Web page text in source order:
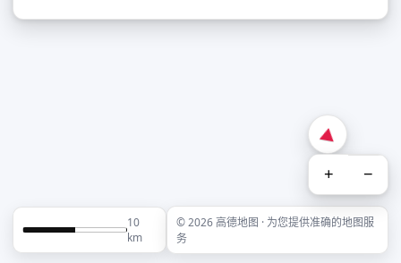
+ −
10
km
© 2026 高德地图 · 为您提供准确的地图服
务